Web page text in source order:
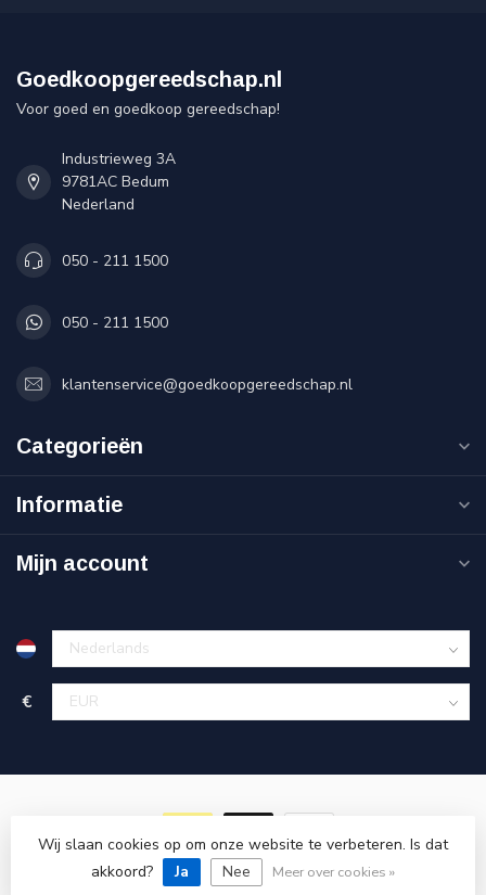
Goedkoopgereedschap.nl
Voor goed en goedkoop gereedschap!
Industrieweg 3A
9781AC Bedum
Nederland
050 - 211 1500
050 - 211 1500
klantenservice@goedkoopgereedschap.nl
Categorieën
Informatie
Mijn account
€
© Copyright 2026 Goedkoopgereedschap.nl
Wij slaan cookies op om onze website te verbeteren. Is dat
akkoord?
Ja Nee Meer over cookies »